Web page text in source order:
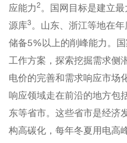
应能力2 。国网目标是建立
源库3 。山东、浙江等地在
储备5%以上的削峰能力。
工作方案，探索挖掘需求侧
电价的完善和需求响应市场
响应领域走在前沿的地方包
东等省市。这些省市是经济
构高碳化，每年冬夏用电高